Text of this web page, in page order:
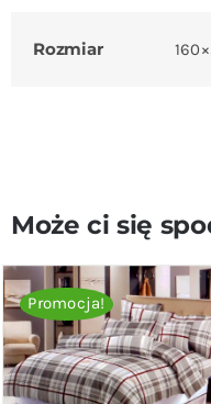
Rozmiar
Może ci się
Promocja!
DODAJ DO KOSZYKA
/
SZCZEGÓŁY